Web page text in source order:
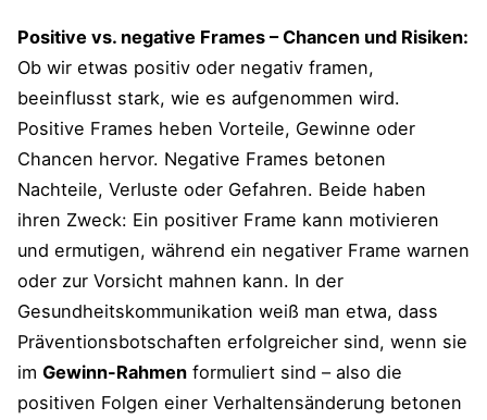
Positive vs. negative Frames – Chancen und Risiken:
Ob wir etwas positiv oder negativ framen,
beeinflusst stark, wie es aufgenommen wird.
Positive Frames heben Vorteile, Gewinne oder
Chancen hervor. Negative Frames betonen
Nachteile, Verluste oder Gefahren. Beide haben
ihren Zweck: Ein positiver Frame kann motivieren
und ermutigen, während ein negativer Frame warnen
oder zur Vorsicht mahnen kann. In der
Gesundheitskommunikation weiß man etwa, dass
Präventionsbotschaften erfolgreicher sind, wenn sie
im Gewinn-Rahmen formuliert sind – also die
positiven Folgen einer Verhaltensänderung betonen